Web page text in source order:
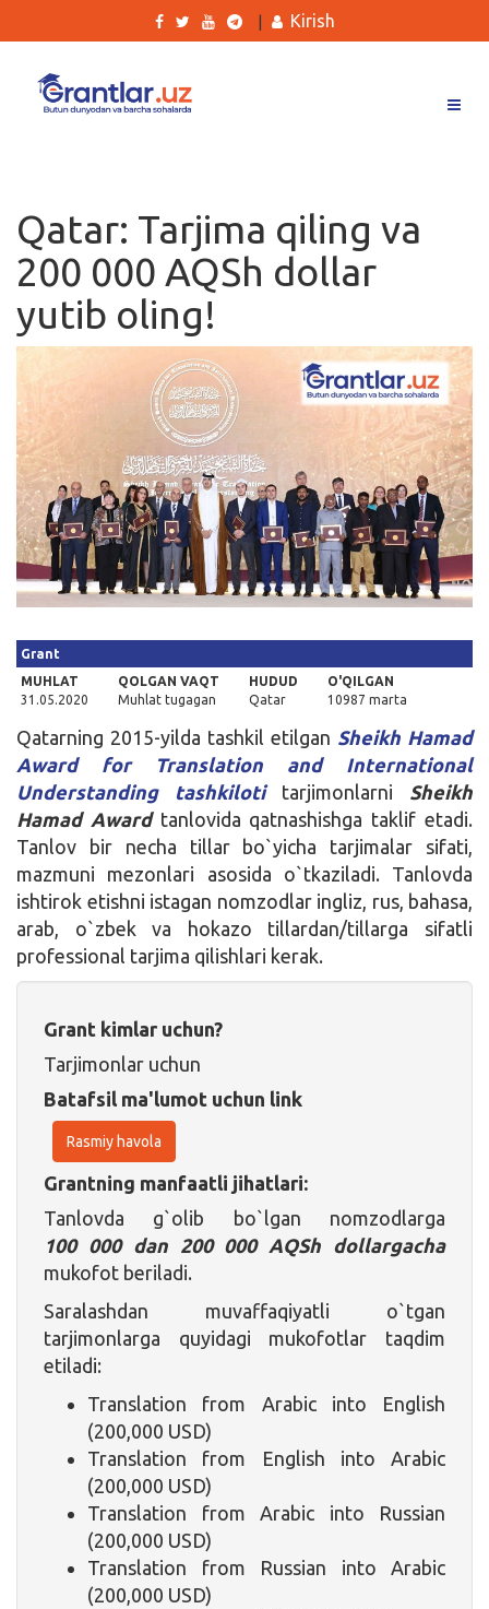
Ishlar
Kurslar
Blog
Qidirish
Kirish
Kirish
Qatar: Tarjima qiling va
200 000 AQSh dollar
yutib oling!
Grant
MUHLAT
31.05.2020
QOLGAN VAQT
Muhlat tugagan
HUDUD
Qatar
O'QILGAN
10987 marta
Qatarning 2015-yilda tashkil etilgan Sheikh Hamad
Award for Translation and International
Understanding tashkilotitarjimonlarni Sheikh
Hamad Award tanlovida qatnashishga taklif etadi.
Tanlov bir necha tillar bo`yicha tarjimalar sifati,
mazmuni mezonlari asosida o`tkaziladi. Tanlovda
ishtirok etishni istagan nomzodlar ingliz, rus, bahasa,
arab, o`zbek va hokazo tillardan/tillarga sifatli
professional tarjima qilishlari kerak.
Grant kimlar uchun?
Tarjimonlar uchun
Batafsil ma'lumot uchun link
Rasmiy havola
Grantning manfaatli jihatlari:
Tanlovda g`olib bo`lgan nomzodlarga
100 000 dan 200 000 AQSh dollargacha
mukofot beriladi.
Saralashdan muvaffaqiyatli o`tgan
tarjimonlarga quyidagi mukofotlar taqdim
etiladi:
Translation from Arabic into English
(200,000 USD)
Translation from English into Arabic
(200,000 USD)
Translation from Arabic into Russian
(200,000 USD)
Translation from Russian into Arabic
(200,000 USD)